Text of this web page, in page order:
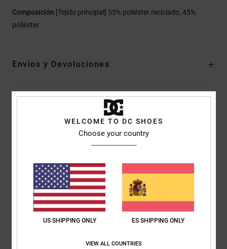
Composición [Tejido principal] 55% poliéster reciclado, 45%
poliéster
Envios y Devoluciones
Reseñas de los clientes
4.3
basado en3 reseñas verificadasdesde diciembre 2025
El 67% de nuestros clientes recomiendan este producto
WELCOME TO DC SHOES
Choose your country
US SHIPPING ONLY ES SHIPPING ONLY
VIEW ALL COUNTRIES